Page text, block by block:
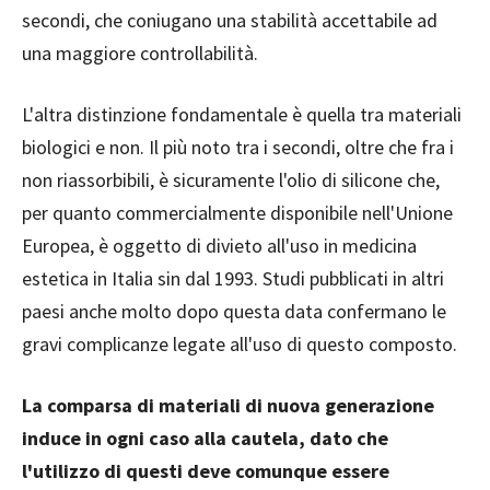
secondi, che coniugano una stabilità accettabile ad
una maggiore controllabilità.
L'altra distinzione fondamentale è quella tra materiali
biologici e non. Il più noto tra i secondi, oltre che fra i
non riassorbibili, è sicuramente l'olio di silicone che,
per quanto commercialmente disponibile nell'Unione
Europea, è oggetto di divieto all'uso in medicina
estetica in Italia sin dal 1993. Studi pubblicati in altri
paesi anche molto dopo questa data confermano le
gravi complicanze legate all'uso di questo composto.
La comparsa di materiali di nuova generazione
induce in ogni caso alla cautela, dato che
l'utilizzo di questi deve comunque essere